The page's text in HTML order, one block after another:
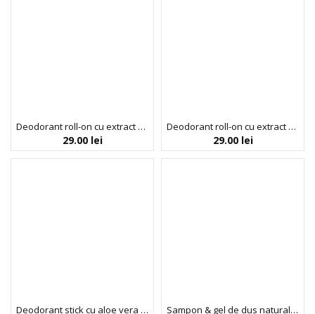
Deodorant roll-on cu extract de miere si lapte de magarita, BIOBAZA BEES & DONKEYS, 50 ml
29.00 lei
Deodorant roll-on cu extract de miere si ovaz, BIOBAZA BEES & OATS, 50 ml
29.00 lei
Deodorant stick cu aloe vera si extract de portocala dulce & salvie, Sportsman, BIOBAZA GENTLE[MEN], 50 ml Sampon & gel de dus natural pentru copii Action Hero, Biobaza, 250 ml